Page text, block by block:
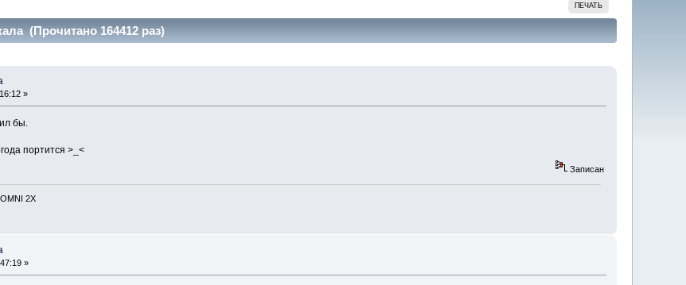
ПЕЧАТЬ
(Прочитано 164412 раз)
»
бы.
портится >_<
Записан
2X
»